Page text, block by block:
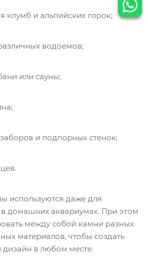
клумб и альпийских горок;
водоемов;
или сауны;
заборов и подпорных стенок;
используются даже для
домашних аквариумах. При этом
между собой камни разных
материалов, чтобы создать
дизайн в любом месте.